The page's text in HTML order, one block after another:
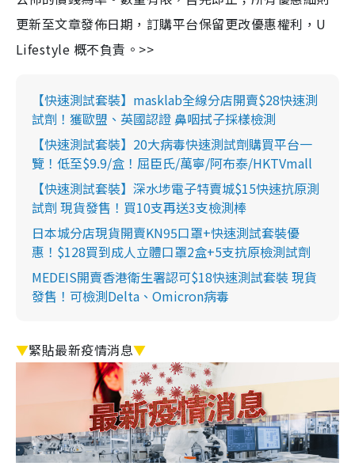
更新至文章發佈日期，訂購平台保留更改優惠權利，U
Lifestyle 概不負責。>>
【快速測試套裝】masklab全線分店開賣$28快速測
試劑！獲歐盟、英國認證 鼻咽拭子採樣檢測
【快速測試套裝】20大病毒快速測試劑購買平台一
覽！低至$9.9/盒！屈臣氏/萬寧/阿布泰/HKTVmall
【快速測試套裝】深水埗電子特賣城$15快速抗原測
試劑 現貨發售！買10支再送3支檢測棒
日本城分店現貨開賣KN95口罩+快速測試套裝優
惠！$128買到成人立體口罩2盒+5支抗原檢測試劑
MEDEIS開賣香港衛生署認可$18快速測試套裝 現貨
發售！可檢測Delta、Omicron病毒
▼緊貼最新疫情消息▼